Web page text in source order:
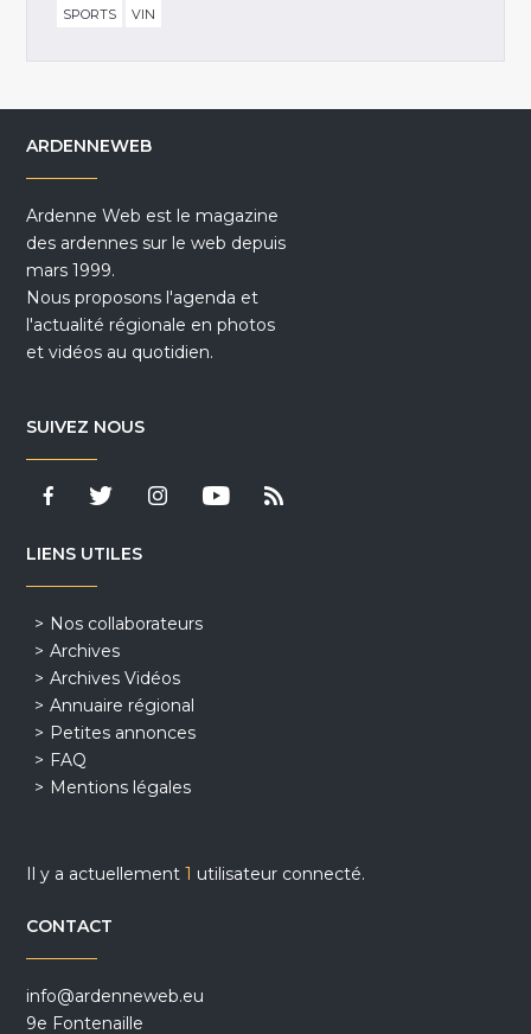
SPORTS
VIN
ARDENNEWEB
Ardenne Web est le magazine
des ardennes sur le web depuis
mars 1999.
Nous proposons l'agenda et
l'actualité régionale en photos
et vidéos au quotidien.
SUIVEZ NOUS
LIENS UTILES
Nos collaborateurs
Archives
Archives Vidéos
Annuaire régional
Petites annonces
FAQ
Mentions légales
Il y a actuellement1 utilisateur connecté.
CONTACT
info@ardenneweb.eu
9e Fontenaille